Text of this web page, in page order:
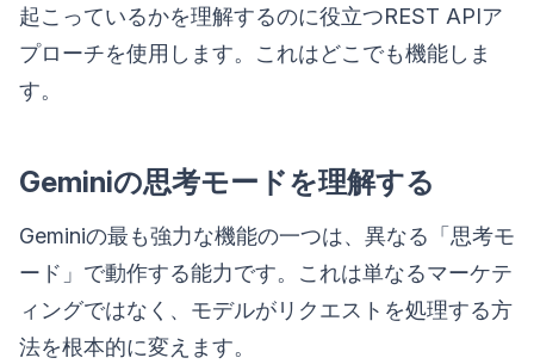
起こっているかを理解するのに役立つREST APIア
プローチを使用します。これはどこでも機能しま
す。
Geminiの思考モードを理解する
Geminiの最も強力な機能の一つは、異なる「思考モ
ード」で動作する能力です。これは単なるマーケテ
ィングではなく、モデルがリクエストを処理する方
法を根本的に変えます。